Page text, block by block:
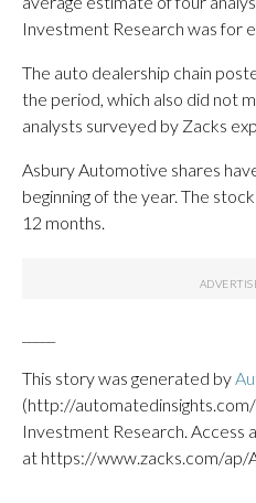
Investment Research was for
The auto dealership chain
the period, which also did not
analysts surveyed by Zacks
Asbury Automotive shares
beginning of the year. The
12 months.
This story was generated by
(http://
Investment Research. Access a
at https://www.zacks.com/ap/